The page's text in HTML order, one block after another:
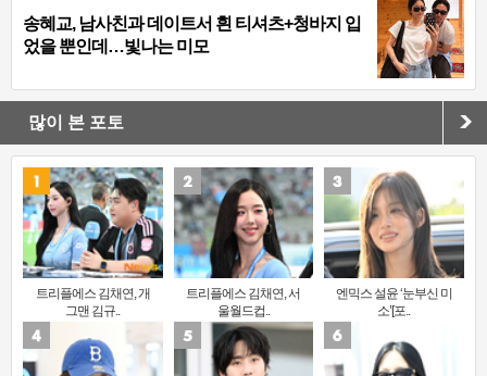
송혜교, 남사친과 데이트서 흰 티셔츠+청바지 입
었을 뿐인데…빛나는 미모
많이 본 포토
트리플에스 김채연, 개
그맨 김규..
트리플에스 김채연, 서
울월드컵..
엔믹스 설윤 ‘눈부신 미
소’[포..